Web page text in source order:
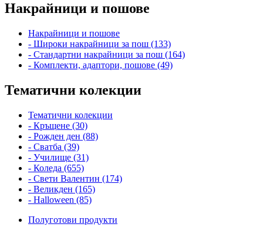
Накрайници и пошове
Накрайници и пошове
- Широки накрайници за пош (133)
- Стандартни накрайници за пош (164)
- Комплекти, адаптори, пошове (49)
Тематични колекции
Тематични колекции
- Кръщене (30)
- Рожден ден (88)
- Сватба (39)
- Училище (31)
- Коледа (655)
- Свети Валентин (174)
- Великден (165)
- Halloween (85)
Полуготови продукти